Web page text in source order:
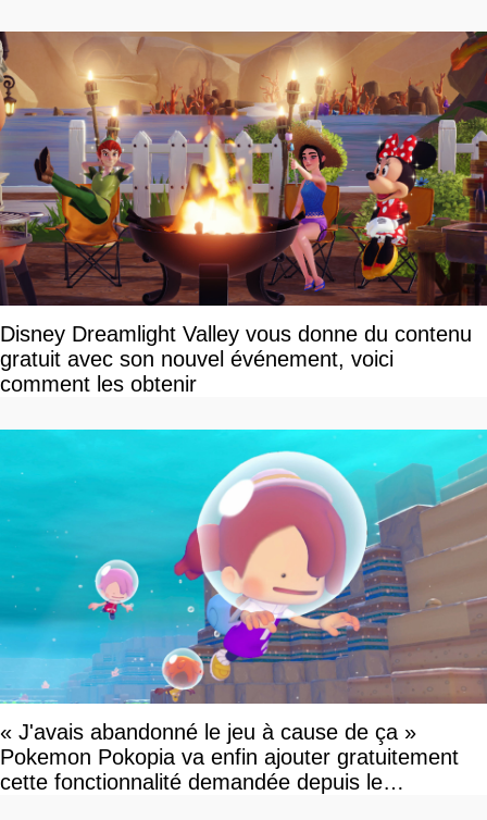
Disney Dreamlight Valley vous donne du contenu
gratuit avec son nouvel événement, voici
comment les obtenir
« J'avais abandonné le jeu à cause de ça »
Pokemon Pokopia va enfin ajouter gratuitement
cette fonctionnalité demandée depuis le